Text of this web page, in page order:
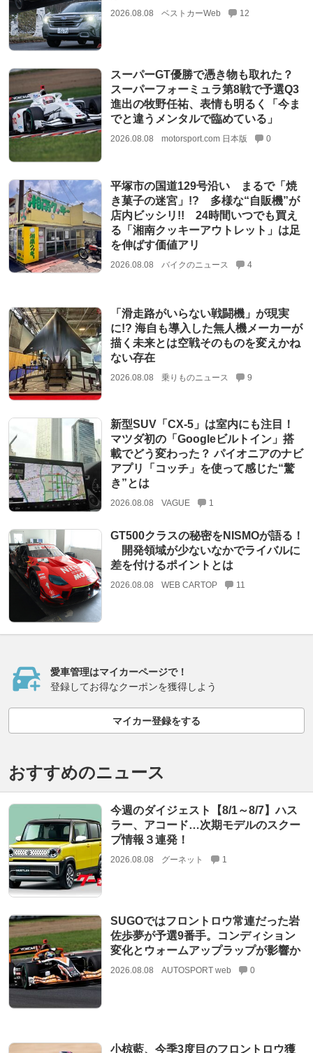
2026.08.08 ベストカーWeb 12
スーパーGT優勝で憑き物も取れた？
スーパーフォーミュラ第8戦で予選Q3
進出の牧野任祐、表情も明るく「今ま
でと違うメンタルで臨めている」
2026.08.08 motorsport.com 日本版 0
平塚市の国道129号沿い まるで「焼
き菓子の迷宮」!? 多様な“自販機”が
店内ビッシリ!! 24時間いつでも買え
る「湘南クッキーアウトレット」は足
を伸ばす価値アリ
2026.08.08 バイクのニュース 4
「滑走路がいらない戦闘機」が現実
に!? 海自も導入した無人機メーカーが
描く未来とは空戦そのものを変えかね
ない存在
2026.08.08 乗りものニュース 9
新型SUV「CX-5」は室内にも注目！
マツダ初の「Googleビルトイン」搭
載でどう変わった？ パイオニアのナビ
アプリ「コッチ」を使って感じた“驚
き”とは
2026.08.08 VAGUE 1
GT500クラスの秘密をNISMOが語る！
開発領域が少ないなかでライバルに
差を付けるポイントとは
2026.08.08 WEB CARTOP 11
愛車管理はマイカーページで！
登録してお得なクーポンを獲得しよう
マイカー登録をする
おすすめのニュース
今週のダイジェスト【8/1～8/7】ハス
ラー、アコード…次期モデルのスクー
プ情報３連発！
2026.08.08 グーネット 1
SUGOではフロントロウ常連だった岩
佐歩夢が予選9番手。コンディション
変化とウォームアップラップが影響か
2026.08.08 AUTOSPORT web 0
小椋藍、今季3度目のフロントロウ獲